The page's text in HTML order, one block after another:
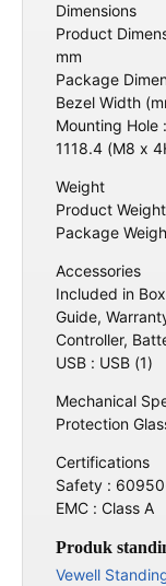
Dimensions
Product
mm
Package
Bezel Width
Mounting Hole
1118.4 (M8 x
Weight
Product
Package
Accessories
Included in
Guide,
Controller,
USB : USB (1)
Mechanical
Protection
Certifications
Safety :
EMC : Class A
Produk
Vewell